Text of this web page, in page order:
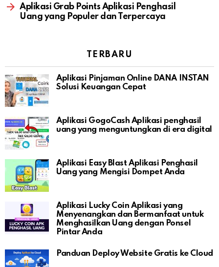
Aplikasi Grab Points Aplikasi Penghasil
Uang yang Populer dan Terpercaya
TERBARU
Aplikasi Pinjaman Online DANA INSTAN
Solusi Keuangan Cepat
Aplikasi GogoCash Aplikasi penghasil
uang yang menguntungkan di era digital
Aplikasi Easy Blast Aplikasi Penghasil
Uang yang Mengisi Dompet Anda
Aplikasi Lucky Coin Aplikasi yang
Menyenangkan dan Bermanfaat untuk
Menghasilkan Uang dengan Ponsel
Pintar Anda
Panduan Deploy Website Gratis ke Cloud